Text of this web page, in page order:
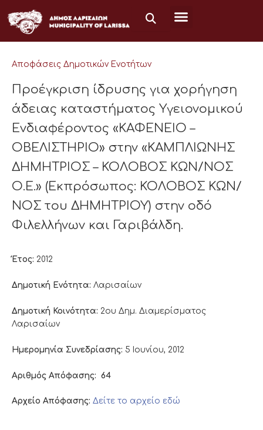
στο
περιεχόμενο
Αποφάσεις Δημοτικών Ενοτήτων
Προέγκριση ίδρυσης για χορήγηση
άδειας καταστήματος Υγειονομικού
Ενδιαφέροντος «ΚΑΦΕΝΕΙΟ –
ΟΒΕΛΙΣΤΗΡΙΟ» στην «ΚΑΜΠΛΙΩΝΗΣ
ΔΗΜΗΤΡΙΟΣ – ΚΟΛΟΒΟΣ ΚΩΝ/ΝΟΣ
Ο.Ε.» (Εκπρόσωπος: ΚΟΛΟΒΟΣ ΚΩΝ/
ΝΟΣ του ΔΗΜΗΤΡΙΟΥ) στην οδό
Φιλελλήνων και Γαριβάλδη.
Έτος: 2012
Δημοτική Ενότητα: Λαρισαίων
Δημοτική Κοινότητα: 2ου Δημ. Διαμερίσματος
Λαρισαίων
Ημερομηνία Συνεδρίασης: 5 Ιουνίου, 2012
Αριθμός Απόφασης: 64
Αρχείο Απόφασης: Δείτε το αρχείο εδώ